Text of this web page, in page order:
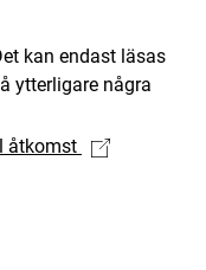
kan endast läsas
ytterligare några
åtkomst